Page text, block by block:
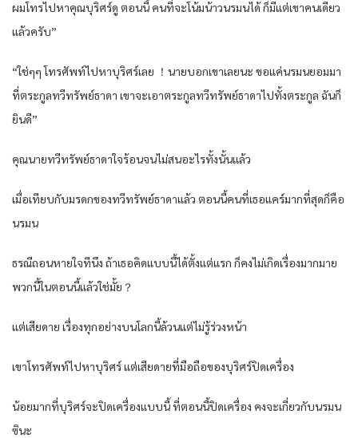
ผมโทรไปหาคุณบุริศร์ดู ตอนนี้ คนที่จะโน้มน้าวนรมนได้ ก็มีแต่เขาคนเดียว
แล้วครับ”
“ใช่ๆๆ โทรศัพท์ไปหาบุริศร์เลย ！นายบอกเขาเลยนะ ขอแค่นรมนยอมมา
ที่ตระกูลทวีทรัพย์ธาดา เขาจะเอาตระกูลทวีทรัพย์ธาดาไปทั้งตระกูล ฉันก็
ยินดี”
คุณนายทวีทรัพย์ธาดาใจร้อนจนไม่สนอะไรทั้งนั้นแล้ว
เมื่อเทียบกับมรดกของทวีทรัพย์ธาดาแล้ว ตอนนี้คนที่เธอแคร์มากที่สุดก็คือ
นรมน
ธรณีถอนหายใจทีนึง ถ้าเธอคิดแบบนี้ได้ตั้งแต่แรก ก็คงไม่เกิดเรื่องมากมาย
พวกนี้ในตอนนี้แล้วใช่มั้ย？
แต่เสียดาย เรื่องทุกอย่างบนโลกนี้ล้วนแต่ไม่รู้ร่วงหน้า
เขาโทรศัพท์ไปหาบุริศร์ แต่เสียดายที่มือถือของบุริศร์ปิดเครื่อง
น้อยมากที่บุริศร์จะปิดเครื่องแบบนี้ ที่ตอนนี้ปิดเครื่อง คงจะเกี่ยวกับนรมน
ซินะ